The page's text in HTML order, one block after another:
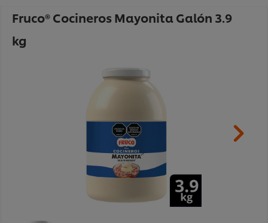
Fruco® Cocineros Mayonita Galón 3.9
kg